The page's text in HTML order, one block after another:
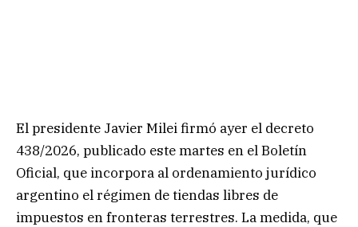
El presidente Javier Milei firmó ayer el decreto
438/2026, publicado este martes en el Boletín
Oficial, que incorpora al ordenamiento jurídico
argentino el régimen de tiendas libres de
impuestos en fronteras terrestres. La medida, que